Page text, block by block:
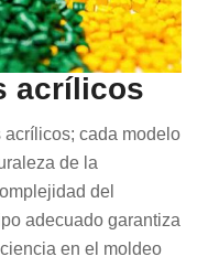
acrílicos
cada modelo
de la
del
adecuado garantiza
en el moldeo